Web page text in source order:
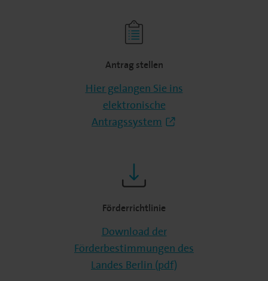
Antrag stellen
Hier gelangen Sie ins
elektronische
Antragssystem
Förderrichtlinie
Download der
Förderbestimmungen des
Landes Berlin (pdf)